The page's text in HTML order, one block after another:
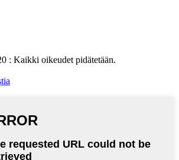
: Kaikki oikeudet pidätetään.